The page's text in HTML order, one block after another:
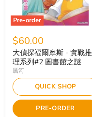
Pre-order
$60.00
大偵探福爾摩斯 - 實戰推
理系列#2 圖書館之謎
厲河
QUICK SHOP
PRE-ORDER